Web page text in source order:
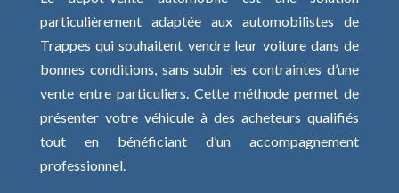
particulièrement adaptée aux automobilistes de
Trappes qui souhaitent vendre leur voiture dans de
bonnes conditions, sans subir les contraintes d’une
vente entre particuliers. Cette méthode permet de
présenter votre véhicule à des acheteurs qualifiés
tout en bénéficiant d’un accompagnement
professionnel.